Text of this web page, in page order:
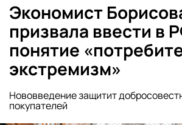
Экономист
призвала ввести в
понятие
экстремизм»
Нововведение защитит
покупателей